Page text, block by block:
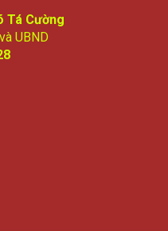
Tá Cường
UBND